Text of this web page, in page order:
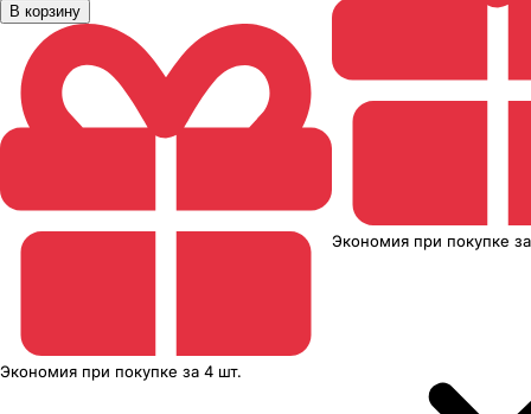
В корзину
Экономия при покупке за 4 шт.
Экономия при покупке